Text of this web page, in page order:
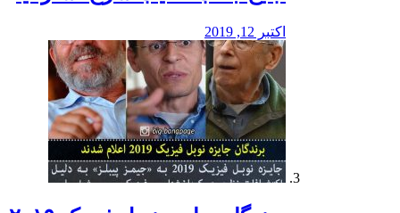
اکتبر 12, 2019